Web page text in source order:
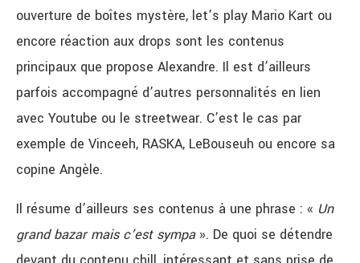
ouverture de boîtes mystère, let’s play Mario Kart ou
encore réaction aux drops sont les contenus
principaux que propose Alexandre. Il est d’ailleurs
parfois accompagné d’autres personnalités en lien
avec Youtube ou le streetwear. C’est le cas par
exemple de Vinceeh, RASKA, LeBouseuh ou encore sa
copine Angèle.
Il résume d’ailleurs ses contenus à une phrase : « Un
grand bazar mais c’est sympa». De quoi se détendre